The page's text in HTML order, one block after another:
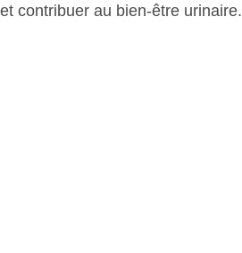
contribuer au bien-être urinaire.